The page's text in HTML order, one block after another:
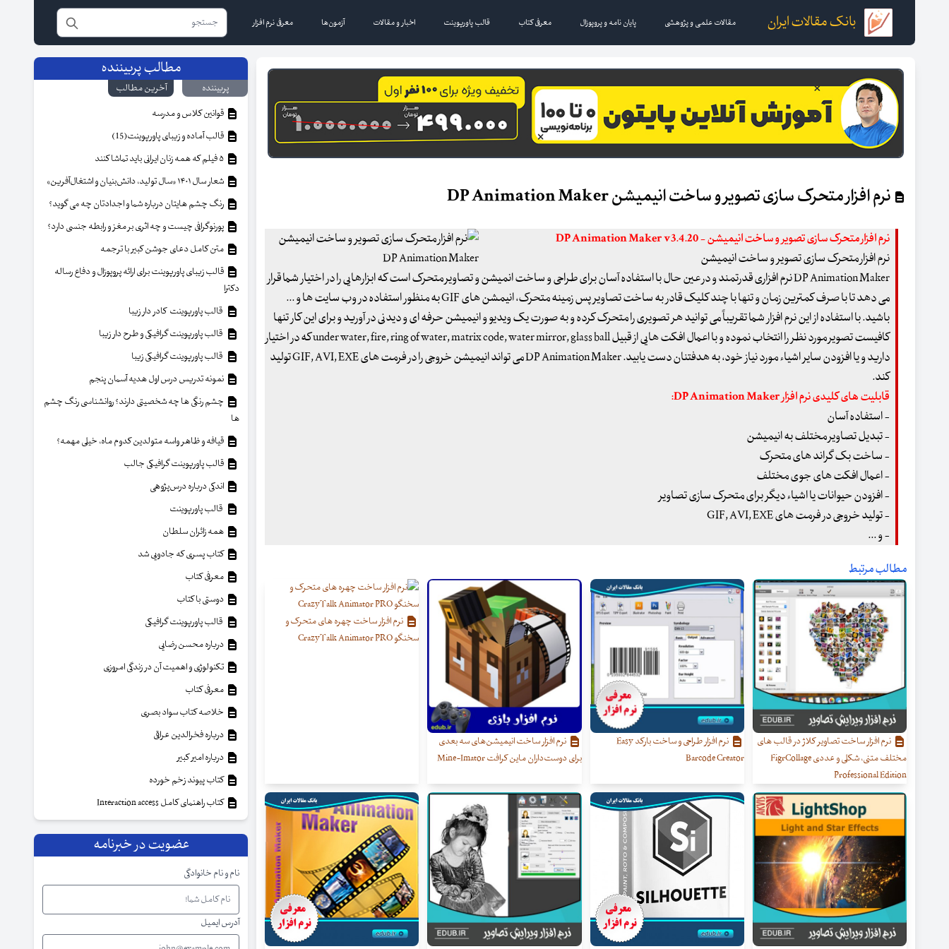
بانک مقالات ایران مقالات علمی و پژوهشی پایان نامه و پروپوزال معرفی کتاب قالب پاورپوینت اخبار و مقالات آزمون‌ها معرفی نرم افزار
نرم افزار متحرک سازی تصویر و ساخت انیمیشن DP Animation Maker
نرم افزار متحرک سازی تصویر و ساخت انیمیشن - DP Animation Maker v3.4.20
نرم افزار متحرک سازی تصویر و ساخت انیمیشن
DP Animation Maker نرم افزاری قدرتمند و در عین حال با استفاده آسان برای طراحی و ساخت انمیشن و تصاویر متحرک است که ابزارهایی را در اختیار شما قرار
می دهد تا با صرف کمترین زمان و تنها با چند کلیک قادر به ساخت تصاویر پس زمینه متحرک، انیمشن های GIF به منظور استفاده در وب سایت ها و ...
باشید. با استفاده از این نرم افزار شما تقریباً می توانید هر تصویری را متحرک کرده و به صورت یک ویدیو و انیمیشن حرفه ای و دیدنی در آورید و برای این کار تنها
کافیست تصویر مورد نظر را انتخاب نموده و با اعمال افکت هایی از قبیل under water, fire, ring of water, matrix code, water mirror, glass ball که در اختیار
دارید و یا افزودن سایر اشیاء مورد نیاز خود، به هدفتنان دست یابید. DP Animation Maker می تواند انیمیشن خروجی را در فرمت های GIF, AVI, EXE تولید
کند.
قابلیت های کلیدی نرم افزار DP Animation Maker:
- استفاده آسان
- تبدیل تصاویر مختلف به انیمیشن
- ساخت بک گراند های متحرک
- اعمال افکت های جوی مختلف
- افزودن حیوانات یا اشیاء دیگر برای متحرک سازی تصاویر
- تولید خروجی در فرمت های GIF, AVI, EXE
- و ...
مطالب مرتبط
نرم افزار ساخت تصاویر کلاژ در قالب های
مختلف متنی، شکلی و عددی FigrCollage
Professional Edition
نرم افزار طراحی و ساخت بارکد Easy
Barcode Creator
نرم افزار ساخت انیمیشن‌های سه بعدی
برای دوست‌داران ماین کرافت Mine-Imator
نرم افزار ساخت چهره های متحرک و
سخنگو CrazyTalk Animator PRO
مطالب پربیننده
پربیننده
آخرین مطالب
قوانین کلاس و مدرسه
قالب آماده و زیبای پاورپوینت(15)
شعار سال ۱۴۰۱ «سال تولید، دانش‌بنیان و اشتغال‌آفرین»
رنگ چشم هایتان درباره شما و اجدادتان چه می گوید؟
پورنوگرافی چیست و چه اثری بر مغز و رابطه جنسی دارد؟
متن کامل دعای جوشن کبیر با ترجمه
قالب زیبای پاورپوینت برای ارائه پروپوزال و دفاع رساله
دکترا
قالب پاورپوینت کادر دار زیبا
قالب پاورپوینت گرافیکی و طرح دار زیبا
قالب پاورپوینت گرافیکی زیبا
نمونه تدریس درس اول هدیه آسمان پنجم
چشم رنگی ها چه شخصیتی دارند؟ روانشناسی رنگ چشم
ها
قیافه و ظاهر واسه متولدین کدوم ماه، خیلی مهمه؟
قالب پاورپوینت گرافیکی جالب
اندکی درباره درس‌پژوهی
قالب پاورپوینت
همه زائران سلطان
کتاب پسری که جادویی شد
معرفی کتاب
دوستی با کتاب
قالب پاورپوینت گرافیکی
درباره محسن رضایی
تکنولوژی و اهمیت آن در زندگی امروزی
معرفی کتاب
خلاصه کتاب سواد بصری
درباره فخرالدین عراقی
درباره امیر کبیر
کتاب پیوند زخم خورده
کتاب راهنمای کامل Interaction access
عضویت در خبرنامه
نام و نام خانوادگی
آدرس ایمیل